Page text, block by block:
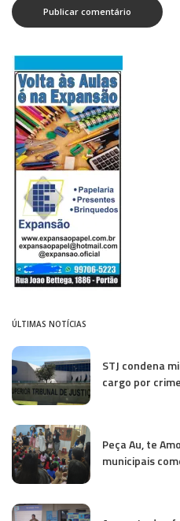
ÚLTIMAS NOTÍCIAS
STJ condena
cargo por
Peça Au, te
municipais